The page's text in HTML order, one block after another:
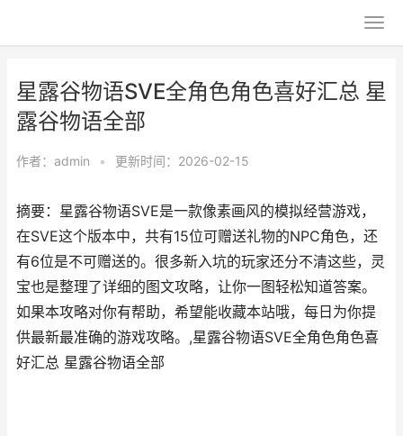
星露谷物语SVE全角色角色喜好汇总 星
露谷物语全部
作者： admin • 更新时间：2026-02-15
摘要：星露谷物语SVE是一款像素画风的模拟经营游戏，
在SVE这个版本中，共有15位可赠送礼物的NPC角色，还
有6位是不可赠送的。很多新入坑的玩家还分不清这些，灵
宝也是整理了详细的图文攻略，让你一图轻松知道答案。
如果本攻略对你有帮助，希望能收藏本站哦，每日为你提
供最新最准确的游戏攻略。,星露谷物语SVE全角色角色喜
好汇总 星露谷物语全部